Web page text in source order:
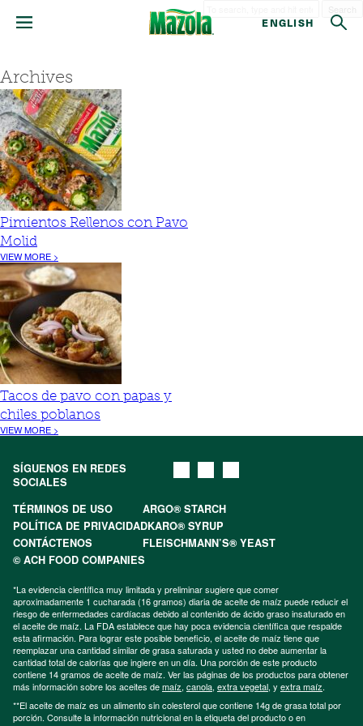
ENGLISH
Archives
Pimientos Rellenos con Pavo
Molid
VIEW MORE >
Tacos de pavo con papas y
chiles poblanos
VIEW MORE >
SÍGUENOS EN REDES
SOCIALES
TÉRMINOS DE USO
ARGO® STARCH
POLÍTICA DE PRIVACIDADKARO® SYRUP
CONTÁCTENOS
FLEISCHMANN’S® YEAST
© ACH FOOD COMPANIES
*La evidencia científica muy limitada y preliminar sugiere que comer
aproximadamente 1 cucharada (16 gramos) diaria de aceite de maíz puede reducir el
riesgo de enfermedades cardíacas debido al contenido de ácido graso insaturado en
el aceite de maíz. La FDA establece que hay poca evidencia científica que respalde
esta afirmación. Para lograr este posible beneficio, el aceite de maíz tiene que
reemplazar una cantidad similar de grasa saturada y usted no debe aumentar la
cantidad total de calorías que ingiere en un día. Una porción de este producto
contiene 14 gramos de aceite de maíz. Ver las páginas de los productos para obtener
más información sobre los aceites demaíz, canola, extra vegetal, y extra maíz.
**El aceite de maíz es un alimento sin colesterol que contiene 14g de grasa total por
porción. Consulte la información nutricional en la etiqueta del producto o en